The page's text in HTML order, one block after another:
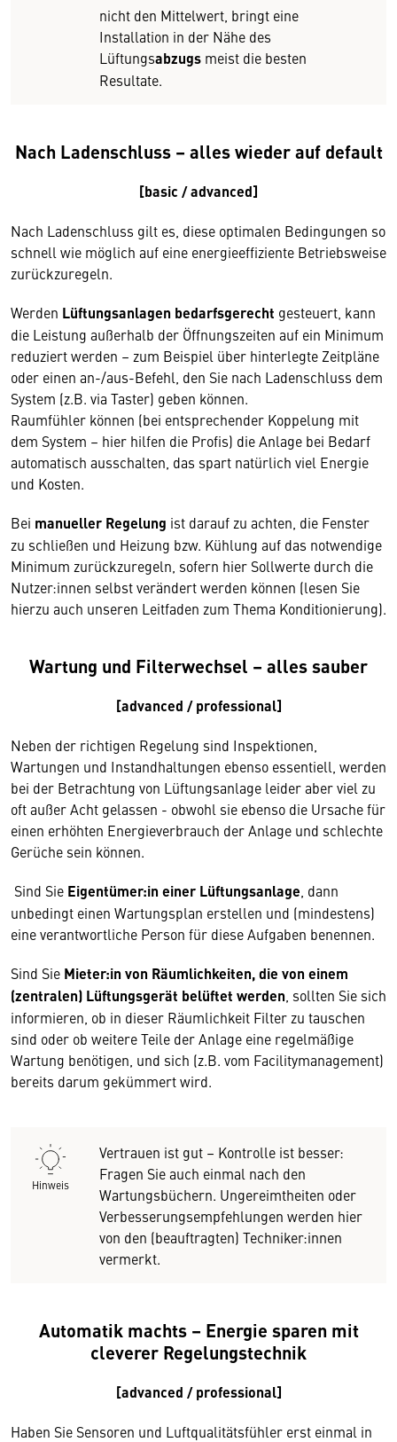
nicht den Mittelwert, bringt eine
Installation in der Nähe des
Lüftungsabzugs meist die besten
Resultate.
Nach Ladenschluss – alles wieder auf default
[basic / advanced]
Nach Ladenschluss gilt es, diese optimalen Bedingungen so
schnell wie möglich auf eine energieeffiziente Betriebsweise
zurückzuregeln.
Werden Lüftungsanlagen bedarfsgerecht gesteuert, kann
die Leistung außerhalb der Öffnungszeiten auf ein Minimum
reduziert werden – zum Beispiel über hinterlegte Zeitpläne
oder einen an-/aus-Befehl, den Sie nach Ladenschluss dem
System (z.B. via Taster) geben können.
Raumfühler können (bei entsprechender Koppelung mit
dem System – hier hilfen die Profis) die Anlage bei Bedarf
automatisch ausschalten, das spart natürlich viel Energie
und Kosten.
Bei manueller Regelung ist darauf zu achten, die Fenster
zu schließen und Heizung bzw. Kühlung auf das notwendige
Minimum zurückzuregeln, sofern hier Sollwerte durch die
Nutzer:innen selbst verändert werden können (lesen Sie
hierzu auch unseren Leitfaden zum Thema Konditionierung).
Wartung und Filterwechsel – alles sauber
[advanced / professional]
Neben der richtigen Regelung sind Inspektionen,
Wartungen und Instandhaltungen ebenso essentiell, werden
bei der Betrachtung von Lüftungsanlage leider aber viel zu
oft außer Acht gelassen - obwohl sie ebenso die Ursache für
einen erhöhten Energieverbrauch der Anlage und schlechte
Gerüche sein können.
Sind Sie Eigentümer:in einer Lüftungsanlage , dann
unbedingt einen Wartungsplan erstellen und (mindestens)
eine verantwortliche Person für diese Aufgaben benennen.
Sind Sie Mieter:in von Räumlichkeiten, die von einem
(zentralen) Lüftungsgerät belüftet werden , sollten Sie sich
informieren, ob in dieser Räumlichkeit Filter zu tauschen
sind oder ob weitere Teile der Anlage eine regelmäßige
Wartung benötigen, und sich (z.B. vom Facilitymanagement)
bereits darum gekümmert wird.
Hinweis
Vertrauen ist gut – Kontrolle ist besser:
Fragen Sie auch einmal nach den
Wartungsbüchern. Ungereimtheiten oder
Verbesserungsempfehlungen werden hier
von den (beauftragten) Techniker:innen
vermerkt.
Automatik machts – Energie sparen mit
cleverer Regelungstechnik
[advanced / professional]
Haben Sie Sensoren und Luftqualitätsfühler erst einmal in